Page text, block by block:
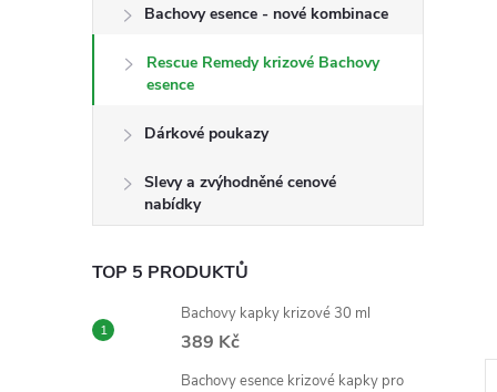
l
Bachovy esence - nové kombinace
Rescue Remedy krizové Bachovy
esence
Dárkové poukazy
Slevy a zvýhodněné cenové
nabídky
TOP 5 PRODUKTŮ
Bachovy kapky krizové 30 ml
389 Kč
Bachovy esence krizové kapky pro